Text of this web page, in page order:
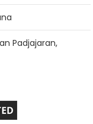
Padjajaran,